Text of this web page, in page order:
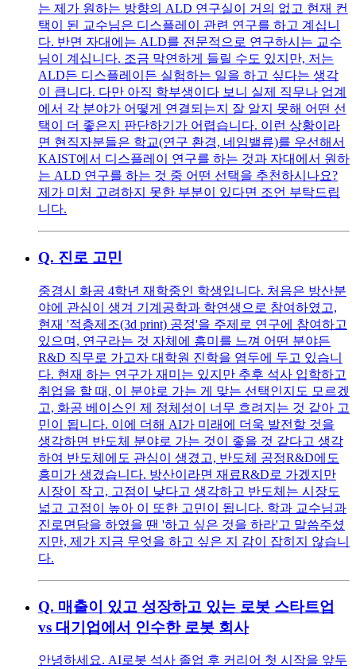
는 제가 원하는 방향의 ALD 연구실이 거의 없고 현재 컨
택이 된 교수님은 디스플레이 관련 연구를 하고 계십니
다. 반면 자대에는 ALD를 전문적으로 연구하시는 교수
님이 계십니다. 조금 막연하게 들릴 수도 있지만, 저는
ALD든 디스플레이든 실험하는 일을 하고 싶다는 생각
이 큽니다. 다만 아직 학부생이다 보니 실제 직무나 업계
에서 각 분야가 어떻게 연결되는지 잘 알지 못해 어떤 선
택이 더 좋은지 판단하기가 어렵습니다. 이런 상황이라
면 현직자분들은 학교(연구 환경, 네임밸류)를 우선해서
KAIST에서 디스플레이 연구를 하는 것과 자대에서 원하
는 ALD 연구를 하는 것 중 어떤 선택을 추천하시나요?
제가 미처 고려하지 못한 부분이 있다면 조언 부탁드립
니다.
Q. 진로 고민
중경시 화공 4학년 재학중인 학생입니다. 처음은 방산분
야에 관심이 생겨 기계공학과 학연생으로 참여하였고,
현재 '적층제조(3d print) 공정'을 주제로 연구에 참여하고
있으며, 연구라는 것 자체에 흥미를 느껴 어떤 분야든
R&D 직무로 가고자 대학원 진학을 염두에 두고 있습니
다. 현재 하는 연구가 재미는 있지만 추후 석사 입학하고
취업을 할 때, 이 분야로 가는 게 맞는 선택인지도 모르겠
고, 화공 베이스인 제 정체성이 너무 흐려지는 것 같아 고
민이 됩니다. 이에 더해 AI가 미래에 더욱 발전할 것을
생각하면 반도체 분야로 가는 것이 좋을 것 같다고 생각
하여 반도체에도 관심이 생겼고, 반도체 공정R&D에도
흥미가 생겼습니다. 방산이라면 재료R&D로 가겠지만
시장이 작고, 고점이 낮다고 생각하고 반도체는 시장도
넓고 고점이 높아 이 또한 고민이 됩니다. 학과 교수님과
진로면담을 하였을 땐 '하고 싶은 것을 하라'고 말씀주셨
지만, 제가 지금 무엇을 하고 싶은 지 감이 잡히지 않습니
다.
Q. 매출이 있고 성장하고 있는 로봇 스타트업
vs 대기업에서 인수한 로봇 회사
안녕하세요. AI로봇 석사 졸업 후 커리어 첫 시작을 앞두